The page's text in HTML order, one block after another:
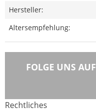
Hersteller:
Altersempfehlung:
FOLGE UNS AUF
Rechtliches